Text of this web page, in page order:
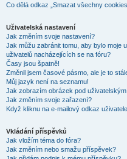
Co dělá odkaz „Smazat všechny
Uživatelská nastavení
Jak změním svoje nastavení?
Jak můžu zabránit tomu, aby bylo moje
uživatelů nacházejících se na fóru?
Časy jsou špatně!
Změnil jsem časové pásmo, ale je to
Můj jazyk není na seznamu!
Jak zobrazím obrázek pod uživatelským
Jak změním svoje zařazení?
Když kliknu na e-mailový odkaz
Vkládání příspěvků
Jak vložím téma do fóra?
Jak změním nebo smažu příspěvek?